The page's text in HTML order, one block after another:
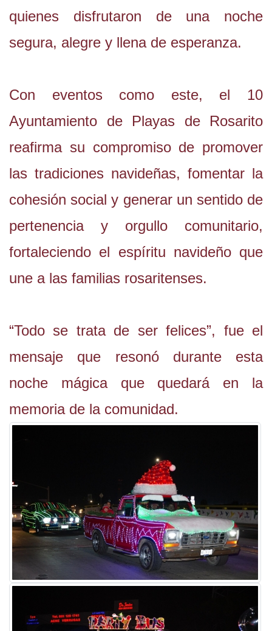
quienes disfrutaron de una noche
segura, alegre y llena de esperanza.
Con eventos como este, el 10
Ayuntamiento de Playas de Rosarito
reafirma su compromiso de promover
las tradiciones navideñas, fomentar la
cohesión social y generar un sentido de
pertenencia y orgullo comunitario,
fortaleciendo el espíritu navideño que
une a las familias rosaritenses.
“Todo se trata de ser felices”, fue el
mensaje que resonó durante esta
noche mágica que quedará en la
memoria de la comunidad.